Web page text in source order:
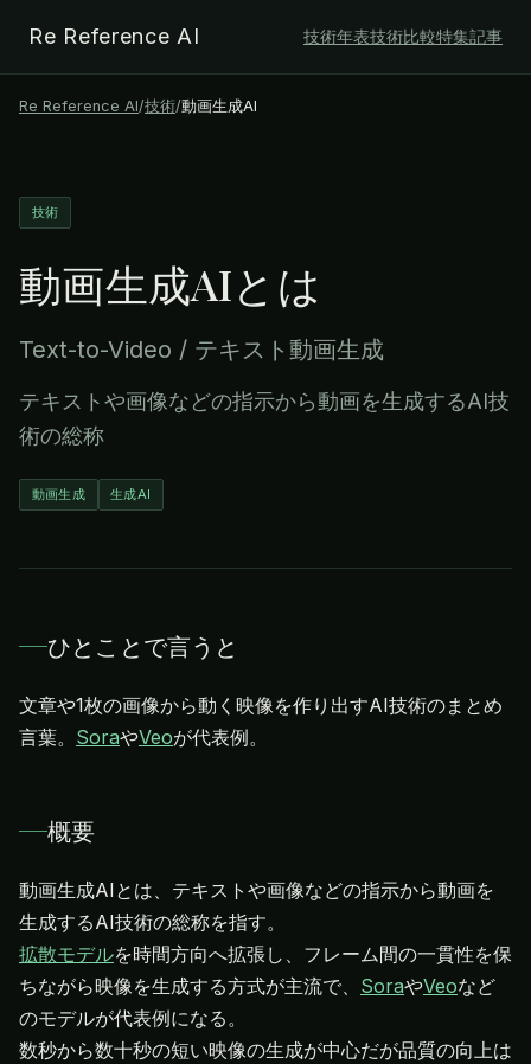
Re Reference AI 技術年表技術比較特集記事
Re Reference AI/技術/動画生成AI
技術
動画生成AIとは
Text-to-Video / テキスト動画生成
テキストや画像などの指示から動画を生成するAI技
術の総称
動画生成 生成AI
ひとことで言うと
文章や1枚の画像から動く映像を作り出すAI技術のまとめ
言葉。 SoraやVeoが代表例。
概要
動画生成AIとは、テキストや画像などの指示から動画を
拡散モデルを時間方向へ拡張し、フレーム間の一貫性を保
ちながら映像を生成する方式が主流で、 SoraやVeoなど
のモデルが代表例になる。
数秒から数十秒の短い映像の生成が中心だが品質の向上は